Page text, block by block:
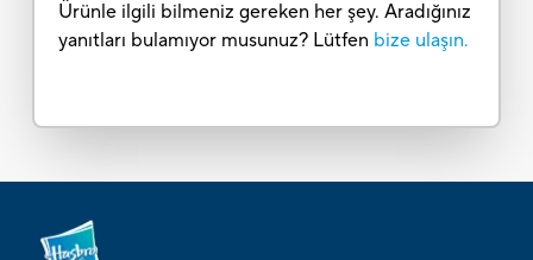
Ürünle ilgili bilmeniz gereken her şey. Aradığınız
yanıtları bulamıyor musunuz? Lütfen bize ulaşın.